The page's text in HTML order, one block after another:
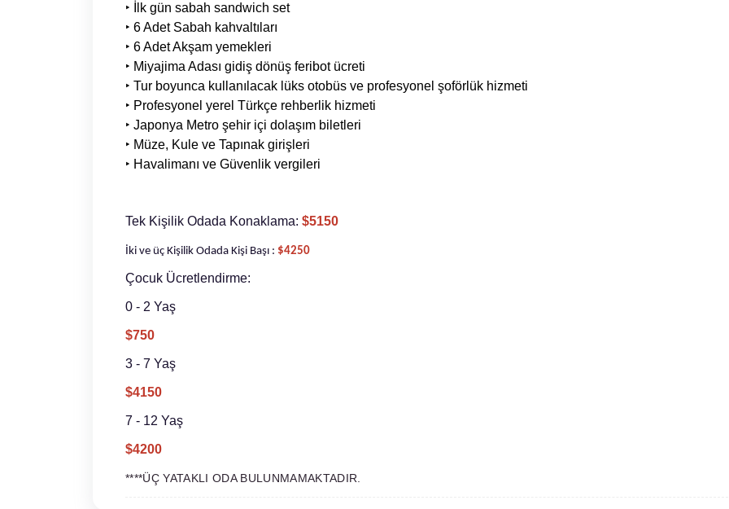
‣ İlk gün sabah sandwich set
‣ 6 Adet Sabah kahvaltıları
‣ 6 Adet Akşam yemekleri
‣ Miyajima Adası gidiş dönüş feribot ücreti
‣ Tur boyunca kullanılacak lüks otobüs ve profesyonel şoförlük hizmeti
‣ Profesyonel yerel Türkçe rehberlik hizmeti
‣ Japonya Metro şehir içi dolaşım biletleri
‣ Müze, Kule ve Tapınak girişleri
‣ Havalimanı ve Güvenlik vergileri
Tek Kişilik Odada Konaklama: $5150
İki ve üç Kişilik Odada Kişi Başı : $4250
Çocuk Ücretlendirme:
0 - 2 Yaş
$750
3 - 7 Yaş
$4150
7 - 12 Yaş
$4200
****ÜÇ YATAKLI ODA BULUNMAMAKTADIR.